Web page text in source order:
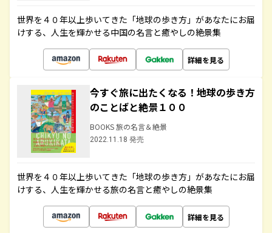
世界を４０年以上歩いてきた「地球の歩き方」があなたにお届
けする、人生を輝かせる中国の名言と癒やしの絶景集
詳細を見る
今すぐ旅に出たくなる！地球の歩き方
のことばと絶景１００
BOOKS 旅の名言＆絶景
2022.11.18 発売
世界を４０年以上歩いてきた「地球の歩き方」があなたにお届
けする、人生を輝かせる旅の名言と癒やしの絶景集
詳細を見る